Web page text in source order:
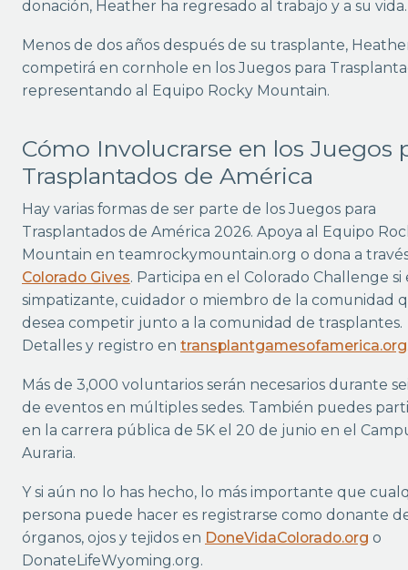
donación, Heather ha regresado al trabajo y a su vida.
Menos de dos años después de su trasplante,
competirá en cornhole en los Juegos para
representando al Equipo Rocky Mountain.
Cómo Involucrarse en los Juegos
Trasplantados de América
Hay varias formas de ser parte de los Juegos para
Trasplantados de América 2026. Apoya al Equipo
Mountain en teamrockymountain.org o dona a
Colorado Gives. Participa en el Colorado Challenge si
simpatizante, cuidador o miembro de la comunidad
desea competir junto a la comunidad de trasplantes.
Detalles y registro en transplantgamesofamerica.org
Más de 3,000 voluntarios serán necesarios durante
de eventos en múltiples sedes. También puedes
en la carrera pública de 5K el 20 de junio en el
Auraria.
Y si aún no lo has hecho, lo más importante que
persona puede hacer es registrarse como donante
órganos, ojos y tejidos en DoneVidaColorado.org o
DonateLifeWyoming.org.